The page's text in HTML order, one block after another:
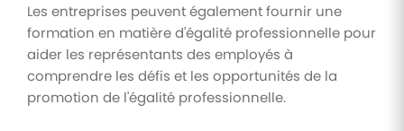
Les entreprises peuvent également fournir une
formation en matière d'égalité professionnelle pour
aider les représentants des employés à
comprendre les défis et les opportunités de la
promotion de l'égalité professionnelle.